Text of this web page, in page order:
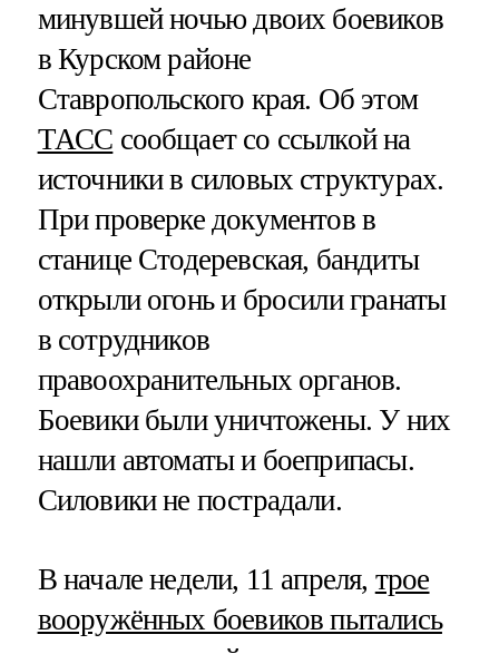
минувшей ночью двоих боевиков
в Курском районе
Ставропольского края. Об этом
ТАСС сообщает со ссылкой на
источники в силовых структурах.
При проверке документов в
станице Стодеревская, бандиты
открыли огонь и бросили гранаты
в сотрудников
правоохранительных органов.
Боевики были уничтожены. У них
нашли автоматы и боеприпасы.
Силовики не пострадали.
В начале недели, 11 апреля, трое
вооружённых боевиков пытались